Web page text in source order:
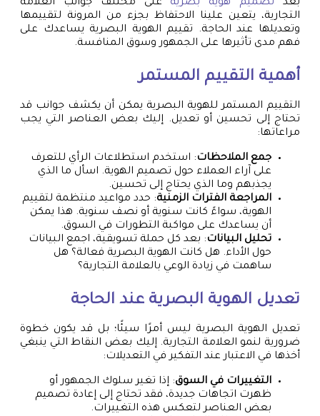
بعد تصميم هوية بصرية على مختلف جوانب العلامة
التجارية، يتعين علينا الاحتفاظ بجزء من المرونة لتقييمها
وتعديلها عند الحاجة. تقييم الهوية البصرية يساعدك على
فهم مدى تأثيرها على الجمهور وسوق المنافسة.
أهمية التقييم المستمر
التقييم المستمر للهوية البصرية يمكن أن يكشف جوانب قد
تحتاج إلى تحسين أو تعديل. إليك بعض العناصر التي يجب
مراعاتها:
جمع الملاحظات: استخدم استطلاعات الرأي للتعرف
على آراء العملاء حول تصميم الهوية. اسأل ما الذي
يجذبهم وما الذي يحتاج إلى تحسين.
المراجعة الفترات الزمنية: حدد مواعيد منتظمة لتقييم
الهوية، سواءً كانت سنوية أو نصف سنوية. هذا يمكن
أن يساعدك على مواكبة التطورات في السوق.
تحليل البيانات: بعد كل حملة تسويقية، اجمع البيانات
حول الأداء. هل كانت الهوية البصرية فعالة؟ هل
ساهمت في زيادة الوعي بالعلامة التجارية؟
تعديل الهوية البصرية عند الحاجة
تعديل الهوية البصرية ليس أمرًا سيئًا؛ بل قد يكون خطوة
ضرورية لنمو العلامة التجارية. إليك بعض النقاط التي ينبغي
أخذها في الاعتبار عند التفكير في التعديلات:
التغييرات في السوق: إذا تغير سلوك الجمهور أو
ظهرت اتجاهات جديدة، فقد تحتاج إلى إعادة تصميم
بعض العناصر لتعكس هذه التغييرات.